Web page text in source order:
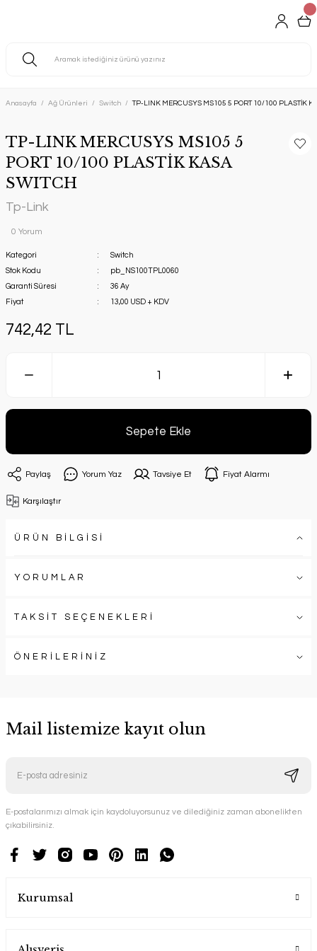
Anasayfa Ağ Ürünleri Switch TP-LINK MERCUSYS MS105 5 PORT 10/100 PLASTİK
TP-LINK MERCUSYS MS105 5
PORT 10/100 PLASTİK KASA
SWITCH
Tp-Link
0 Yorum
Kategori
Switch
Stok Kodu
pb_NS100TPL0060
Garanti Süresi
36 Ay
Fiyat
13,00 USD + KDV
742,42 TL
Sepete Ekle
Paylaş Yorum Yaz Tavsiye Et Fiyat Alarmı
Karşılaştır
ÜRÜN BİLGİSİ
YORUMLAR
TAKSİT SEÇENEKLERİ
ÖNERİLERİNİZ
Mail listemize kayıt olun
E-postalarımızı almak için kaydoluyorsunuz ve dilediğiniz zaman abonelikten
çıkabilirsiniz.
Kurumsal